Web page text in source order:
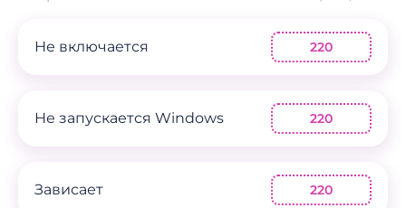
Не включается 220
Не запускается Windows 220
Зависает 220